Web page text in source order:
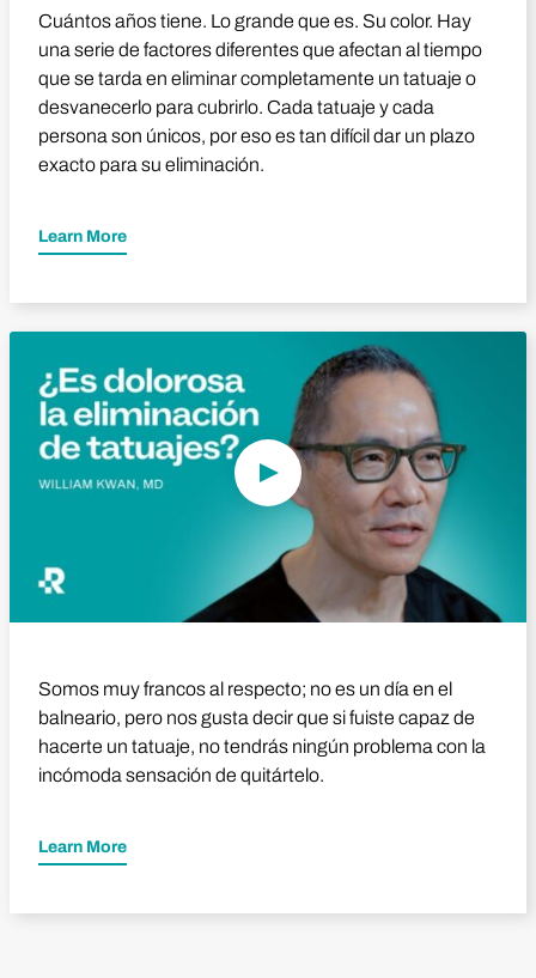
Cuántos años tiene. Lo grande que es. Su color. Hay
una serie de factores diferentes que afectan al tiempo
que se tarda en eliminar completamente un tatuaje o
desvanecerlo para cubrirlo. Cada tatuaje y cada
persona son únicos, por eso es tan difícil dar un plazo
exacto para su eliminación.
Learn More
Reproducir vídeo
Somos muy francos al respecto; no es un día en el
balneario, pero nos gusta decir que si fuiste capaz de
hacerte un tatuaje, no tendrás ningún problema con la
incómoda sensación de quitártelo.
Learn More